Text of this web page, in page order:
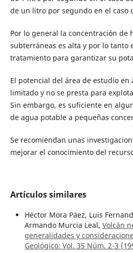
de un litro por segundo en el caso
Por lo general la concentración de
subterráneas es alta y por lo tanto
tratamiento para garantizar su
El potencial del área de estudio en
limitado y no se presta para
Sin embargo, es suficiente en
de agua potable a pequeñas
Se recomiendan unas
mejorar el conocimiento del
Artículos similares
Héctor Mora Páez, Luis
Armando Murcia Leal, Volcán
generalidades y
Geológico: Vol. 35 Núm. 2-3